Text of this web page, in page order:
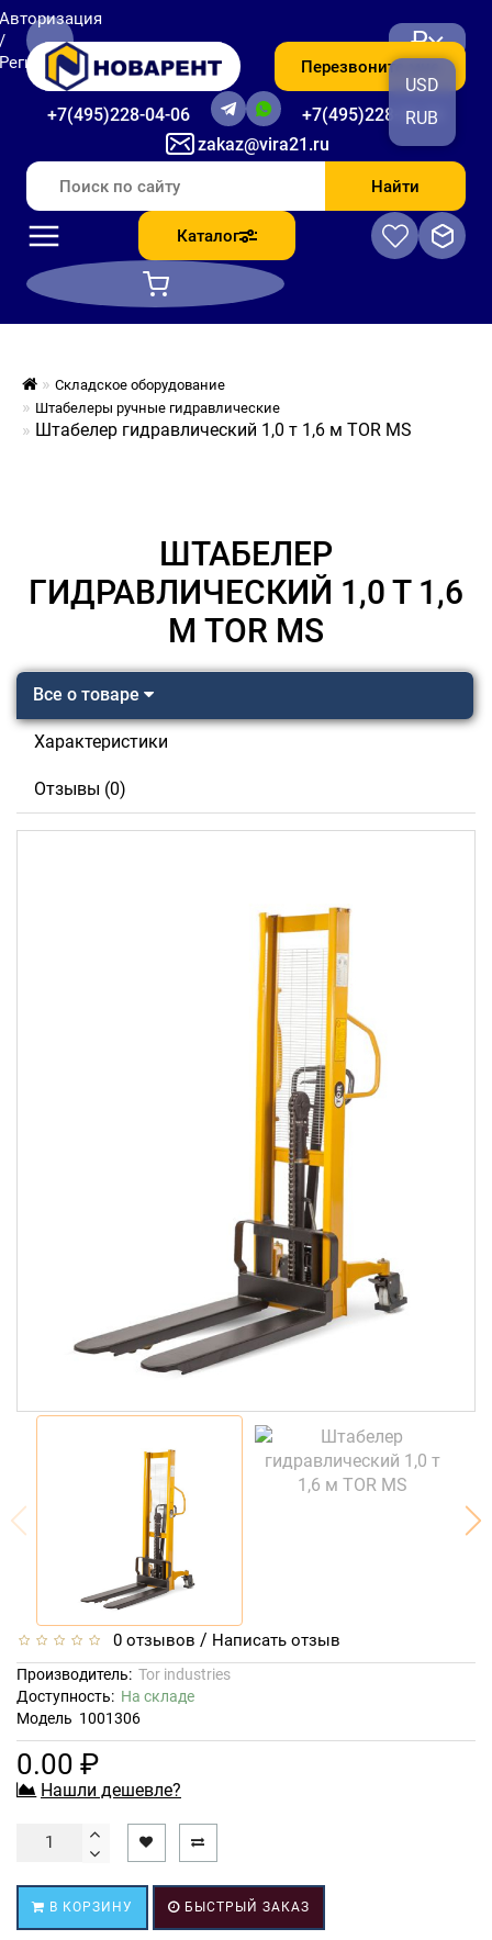
zakaz@vira21.ru
+7(495)228-04-06 +7(495)228-06-56
Перезвоните мне
₽
USD
RUB
Найти
Каталог
Складское оборудование
Штабелеры ручные гидравлические
Штабелер гидравлический 1,0 т 1,6 м TOR MS
ШТАБЕЛЕР
ГИДРАВЛИЧЕСКИЙ 1,0 Т 1,6
М TOR MS
Все о товаре
Характеристики
Отзывы (0)
0 отзывов / Написать отзыв
Производитель: Tor industries
Доступность: На складе
Модель 1001306
0.00 ₽
Нашли дешевле?
В КОРЗИНУ БЫСТРЫЙ ЗАКАЗ